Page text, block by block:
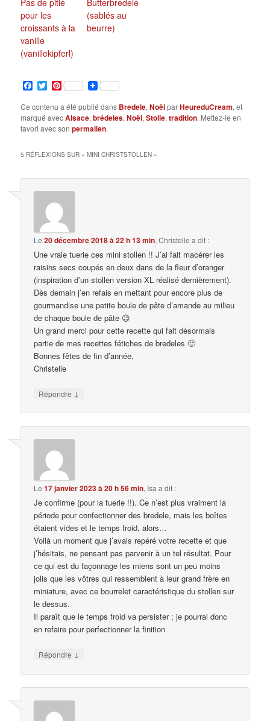
pour les
croissants à la
vanille
(vanillekipferl)
(sablés au
beurre)
Facebook
TwitterPinterest
Ce contenu a été publié dans Bredele,NoëlparHeureduCream, et
marqué avecAlsace,brédeles,Noël,Stolle,tradition. Mettez-le en
favori avec sonpermalien.
5 RÉFLEXIONS SUR «MINI CHRISTSTOLLEN »
Le20 décembre 2018 à 22 h 13 min,Christelle a dit :
Une vraie tuerie ces mini stollen !! J’ai fait macérer les
raisins secs coupés en deux dans de la fleur d’oranger
(inspiration d’un stollen version XL réalisé dernièrement).
Dès demain j’en refais en mettant pour encore plus de
gourmandise une petite boule de pâte d’amande au milieu
de chaque boule de pâte 😉
Un grand merci pour cette recette qui fait désormais
partie de mes recettes fétiches de bredeles 🙂
Bonnes fêtes de fin d’année,
Christelle
Répondre ↓
Le17 janvier 2023 à 20 h 56 min, Isa a dit :
Je confirme (pour la tuerie !!). Ce n’est plus vraiment la
période pour confectionner des bredele, mais les boîtes
étaient vides et le temps froid, alors…
Voilà un moment que j’avais repéré votre recette et que
j’hésitais, ne pensant pas parvenir à un tel résultat. Pour
ce qui est du façonnage les miens sont un peu moins
jolis que les vôtres qui ressemblent à leur grand frère en
miniature, avec ce bourrelet caractéristique du stollen sur
le dessus.
Il paraît que le temps froid va persister ; je pourrai donc
en refaire pour perfectionner la finition
Répondre ↓